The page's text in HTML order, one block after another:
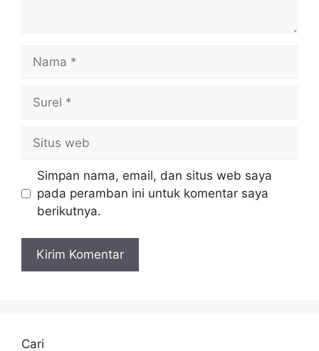
web
Simpan nama, email, dan situs web saya
pada peramban ini untuk komentar saya
berikutnya.
Cari